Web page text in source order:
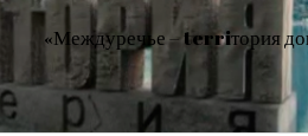
«Междуречье – terriтория